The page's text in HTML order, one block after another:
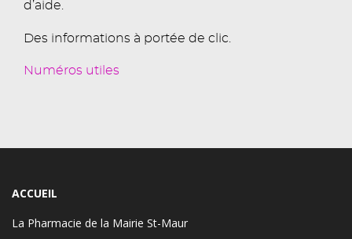
d’aide.
Des informations à portée de clic.
Numéros utiles
ACCUEIL
La Pharmacie de la Mairie St-Maur